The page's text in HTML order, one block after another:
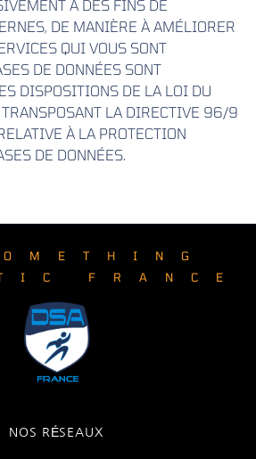
À DES FINS DE
DE MANIÈRE À AMÉLIORER
QUI VOUS SONT
DE DONNÉES SONT
DISPOSITIONS DE LA LOI DU
LA DIRECTIVE 96/9
À LA PROTECTION
DE DONNÉES.
FRANCE
NOS RÉSEAUX